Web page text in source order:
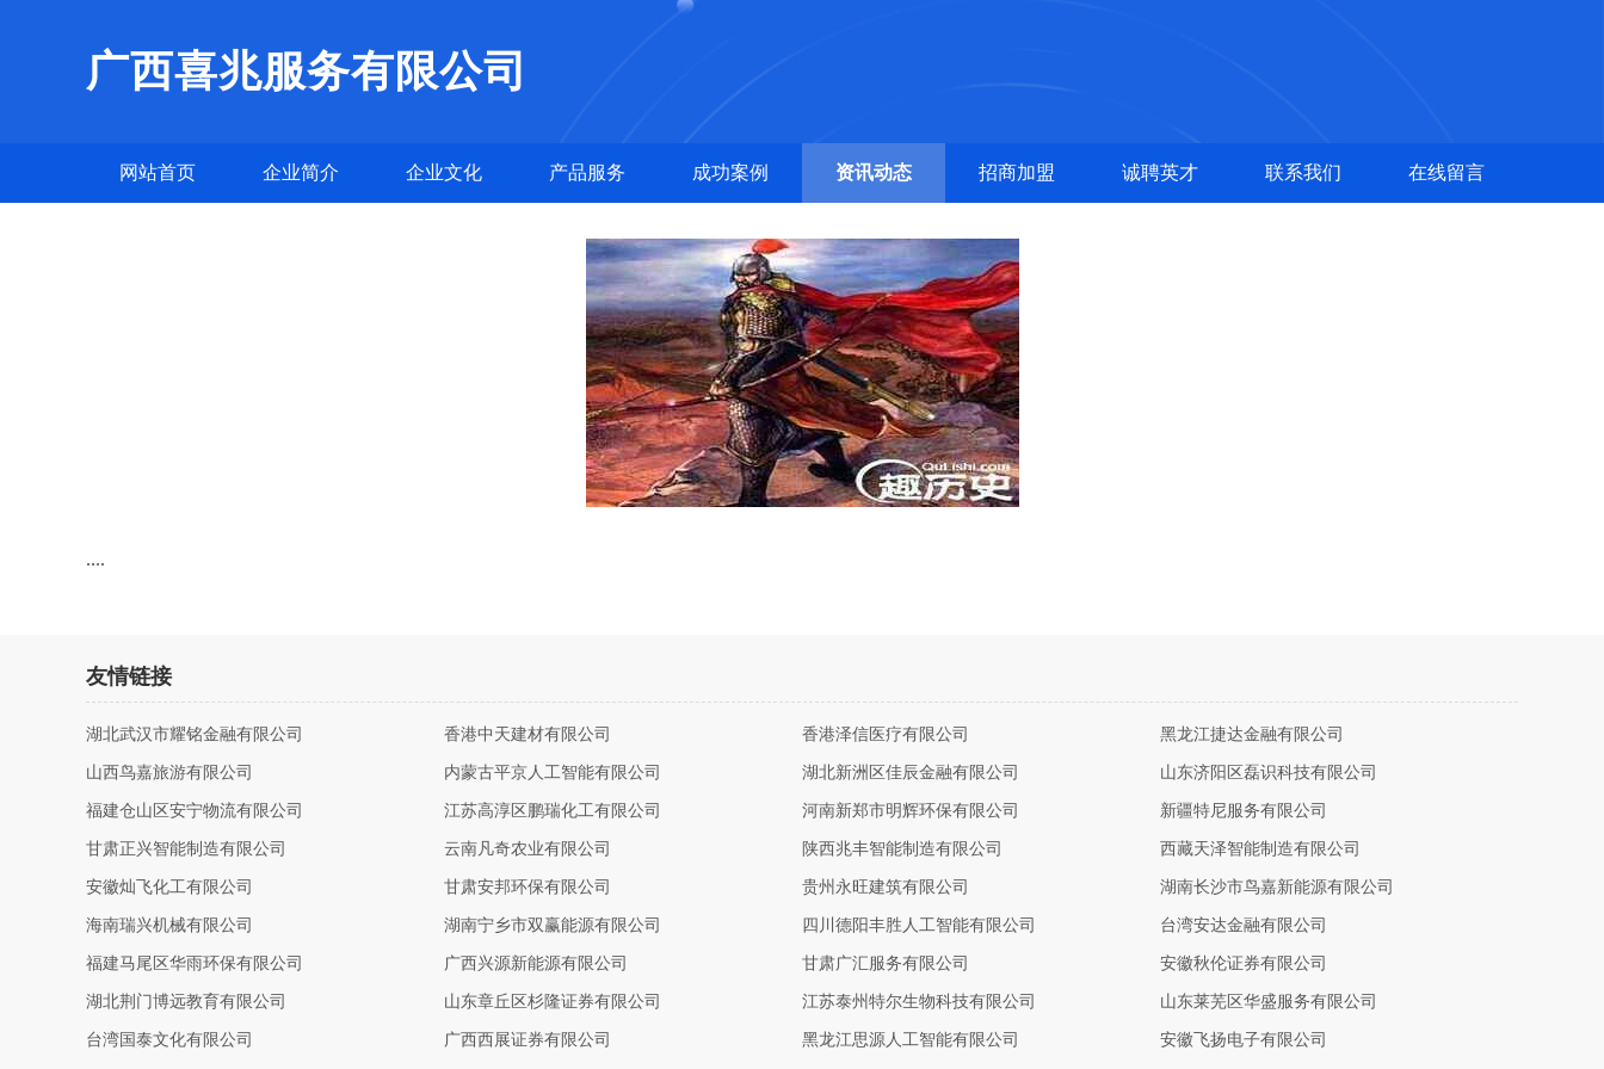
广西喜兆服务有限公司
网站首页 企业简介 企业文化 产品服务 成功案例 资讯动态 招商加盟 诚聘英才 联系我们 在线留言
....
友情链接
湖北武汉市耀铭金融有限公司 香港中天建材有限公司 香港泽信医疗有限公司 黑龙江捷达金融有限公司
山西鸟嘉旅游有限公司 内蒙古平京人工智能有限公司 湖北新洲区佳辰金融有限公司 山东济阳区磊识科技有限公司
福建仓山区安宁物流有限公司 江苏高淳区鹏瑞化工有限公司 河南新郑市明辉环保有限公司 新疆特尼服务有限公司
甘肃正兴智能制造有限公司 云南凡奇农业有限公司 陕西兆丰智能制造有限公司 西藏天泽智能制造有限公司
安徽灿飞化工有限公司 甘肃安邦环保有限公司 贵州永旺建筑有限公司 湖南长沙市鸟嘉新能源有限公司
海南瑞兴机械有限公司 湖南宁乡市双赢能源有限公司 四川德阳丰胜人工智能有限公司 台湾安达金融有限公司
福建马尾区华雨环保有限公司 广西兴源新能源有限公司 甘肃广汇服务有限公司 安徽秋伦证券有限公司
湖北荆门博远教育有限公司 山东章丘区杉隆证券有限公司 江苏泰州特尔生物科技有限公司 山东莱芜区华盛服务有限公司
台湾国泰文化有限公司 广西西展证券有限公司 黑龙江思源人工智能有限公司 安徽飞扬电子有限公司